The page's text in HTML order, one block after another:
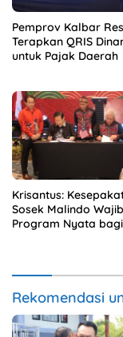
Pemprov Kalbar
Terapkan QRIS
untuk Pajak Daerah
Krisantus:
Sosek Malindo
Program Nyata bagi
Rekomendasi